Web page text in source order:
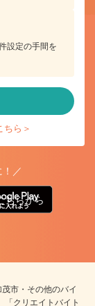
設定の手間を
ちら＞
／
ちらから
市・その他のバイ
「クリエイトバイト